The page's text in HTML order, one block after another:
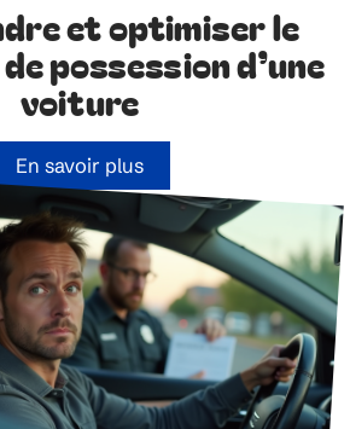
et optimiser le
possession d’une
voiture
En savoir plus